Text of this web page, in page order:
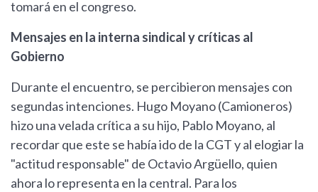
tomará en el congreso.
Mensajes en la interna sindical y críticas al
Gobierno
Durante el encuentro, se percibieron mensajes con
segundas intenciones. Hugo Moyano (Camioneros)
hizo una velada crítica a su hijo, Pablo Moyano, al
recordar que este se había ido de la CGT y al elogiar la
"actitud responsable" de Octavio Argüello, quien
ahora lo representa en la central. Para los